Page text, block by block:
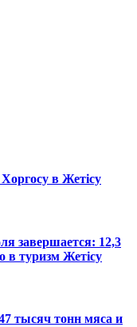
в Жетісу
завершается: 12,3
в туризм Жетісу
тысяч тонн мяса и